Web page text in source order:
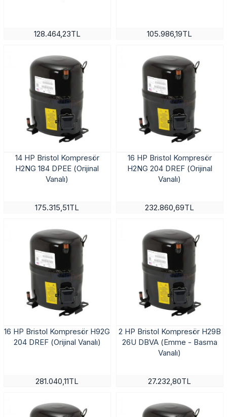
128.464,23TL 105.986,19TL
14 HP Bristol Kompresör
H2NG 184 DPEE (Orijinal
Vanalı)
175.315,51TL
16 HP Bristol Kompresör
H2NG 204 DREF (Orijinal
Vanalı)
232.860,69TL
16 HP Bristol Kompresör H92G
204 DREF (Orijinal Vanalı)
281.040,11TL
2 HP Bristol Kompresör H29B
26U DBVA (Emme - Basma
Vanalı)
27.232,80TL